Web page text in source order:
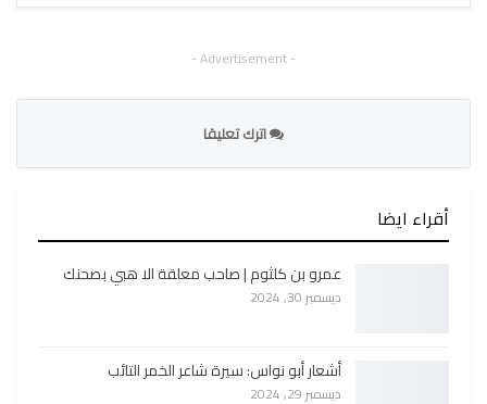
- Advertisement -
اترك تعليقا
أقراء ايضا
عمرو بن كلثوم | صاحب معلقة الا هبي بصحنك
ديسمبر 30, 2024
أشعار أبو نواس: سيرة شاعر الخمر التائب
ديسمبر 29, 2024